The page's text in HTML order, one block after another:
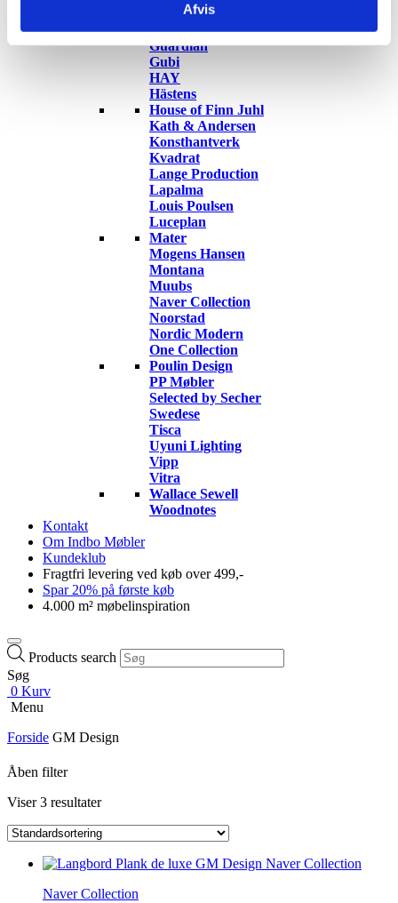
Afvis
Fredericia Furniture
Fritz Hansen
Guardian
Gubi
HAY
Hästens
House of Finn Juhl
Kath & Andersen
Konsthantverk
Kvadrat
Lange Production
Lapalma
Louis Poulsen
Luceplan
Mater
Mogens Hansen
Montana
Muubs
Naver Collection
Noorstad
Nordic Modern
One Collection
Poulin Design
PP Møbler
Selected by Secher
Swedese
Tisca
Uyuni Lighting
Vipp
Vitra
Wallace Sewell
Woodnotes
Kontakt
Om Indbo Møbler
Kundeklub
Fragtfri levering ved køb over 499,-
Spar 20% på første køb
4.000 m² møbelinspiration
Products search
Søg
0 Kurv
Menu
Forside GM Design
Åben filter
Viser 3 resultater
Naver Collection